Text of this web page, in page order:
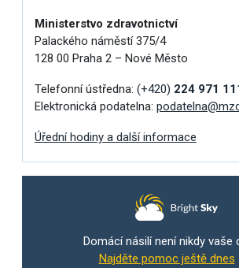
Ministerstvo zdravotnictví
Palackého náměstí 375/4
128 00 Praha 2 – Nové Město
Telefonní ústředna: (+420) 224 971
Elektronická podatelna:
Úřední hodiny a další informace
Domácí násilí není nikdy vaše
Najděte pomoc ještě dnes